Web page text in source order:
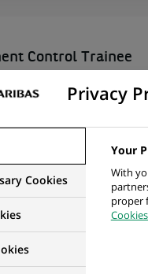
Control Trainee
MADRID, ESPAGNE
Ekspert ds.
POLOGNE
Privacy
Cookies
Your
With
proper